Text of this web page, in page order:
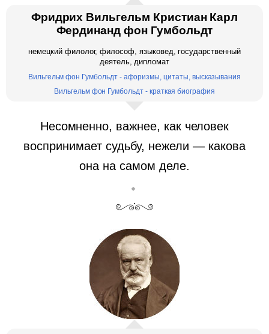
Фридрих Вильгельм Кристиан Карл
Фердинанд фон Гумбольдт
немецкий филолог, философ, языковед, государственный
деятель, дипломат
Вильгельм фон Гумбольдт - афоризмы, цитаты, высказывания
Вильгельм фон Гумбольдт - краткая биография
Несомненно, важнее, как человек
воспринимает судьбу, нежели — какова
она на самом деле.